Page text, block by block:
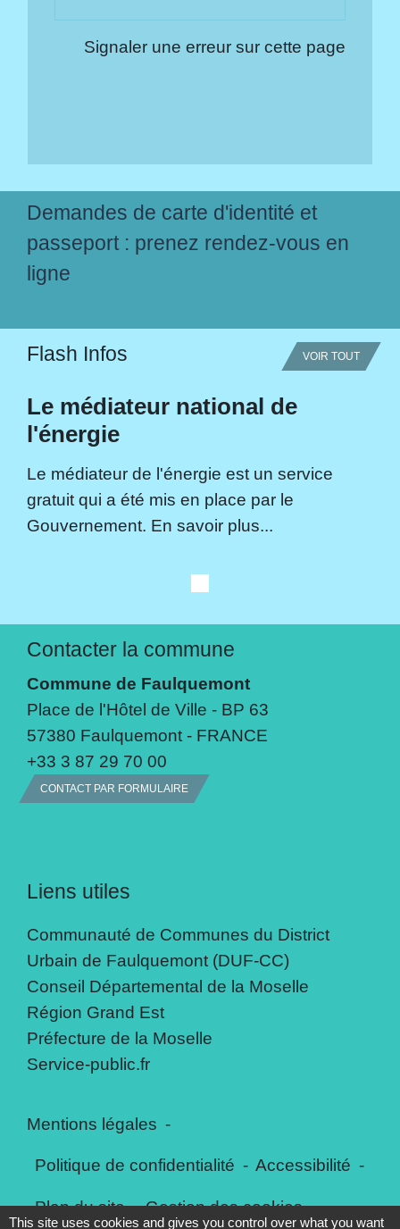
Signaler une erreur sur cette page
Demandes de carte d'identité et
passeport : prenez rendez-vous en
ligne
Flash Infos VOIR TOUT
Le médiateur national de
l'énergie
Le médiateur de l'énergie est un service
gratuit qui a été mis en place par le
Gouvernement. En savoir plus...
Contacter la commune
Commune de Faulquemont
Place de l'Hôtel de Ville - BP 63
57380 Faulquemont - FRANCE
+33 3 87 29 70 00
CONTACT PAR FORMULAIRE
Liens utiles
Communauté de Communes du District
Urbain de Faulquemont (DUF-CC)
Conseil Départemental de la Moselle
Région Grand Est
Préfecture de la Moselle
Service-public.fr
Mentions légales -
Politique de confidentialité - Accessibilité -
Plan du site - Gestion des cookies
This site uses cookies and gives you control over what you want